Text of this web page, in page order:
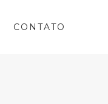
CONTATO